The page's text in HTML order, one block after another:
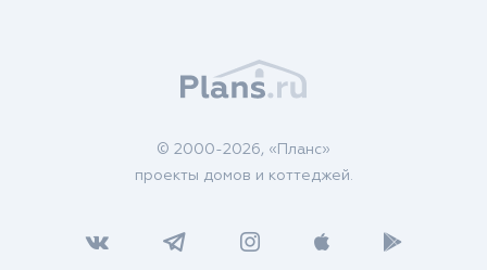
© 2000-2026, «Планс»
проекты домов и коттеджей.